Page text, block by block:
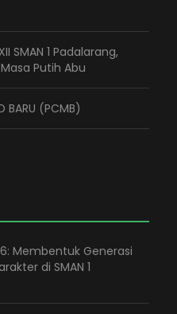
SMAN 1 Padalarang,
Putih Abu
BARU (PCMB)
Membentuk Generasi
di SMAN 1